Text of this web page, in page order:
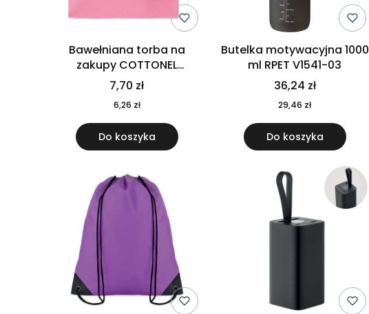
Bawełniana torba na
zakupy COTTONEL
COLOUR++ MO9846-11
7,70 zł
6,26 zł
Do koszyka
Butelka motywacyjna 1000
ml RPET V1541-03
36,24 zł
29,46 zł
Do koszyka